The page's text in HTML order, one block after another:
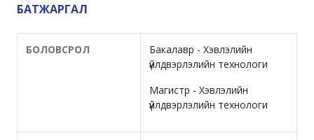
БАТЖАРГАЛ
БОЛОВСРОЛ
Бакалавр - Хэвлэлийн
үйлдвэрлэлийн технологи
Магистр - Хэвлэлийн
үйлдвэрлэлийн технологи